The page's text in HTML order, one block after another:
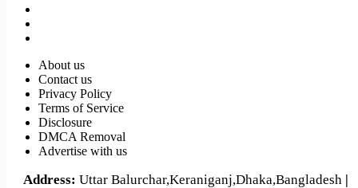
About us
Contact us
Privacy Policy
Terms of Service
Disclosure
DMCA Removal
Advertise with us
Address: Uttar Balurchar,Keraniganj,Dhaka,Bangladesh |